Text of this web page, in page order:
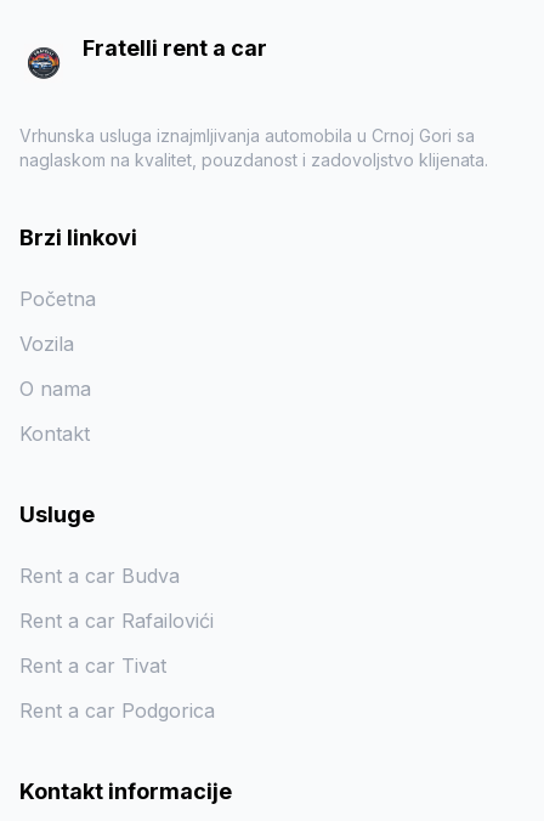
Fratelli rent a car
Vrhunska usluga iznajmljivanja automobila u Crnoj Gori sa
naglaskom na kvalitet, pouzdanost i zadovoljstvo klijenata.
Brzi linkovi
Početna
Vozila
O nama
Kontakt
Usluge
Rent a car Budva
Rent a car Rafailovići
Rent a car Tivat
Rent a car Podgorica
Kontakt informacije